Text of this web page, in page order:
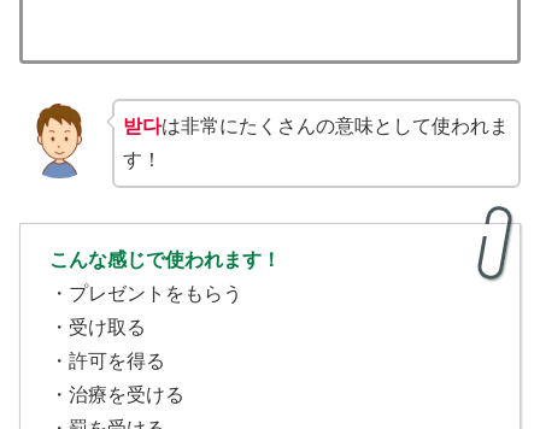
받다は非常にたくさんの意味として使われま
す！
こんな感じで使われます！
・プレゼントをもらう
・受け取る
・許可を得る
・治療を受ける